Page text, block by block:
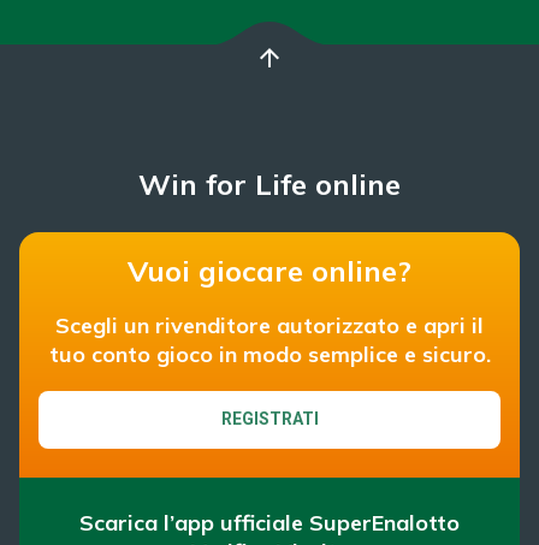
arrow_upward
Win for Life online
Vuoi giocare online?
Scegli un rivenditore autorizzato e apri il
tuo conto gioco in modo semplice e sicuro.
REGISTRATI
Scarica l’app ufficiale SuperEnalotto